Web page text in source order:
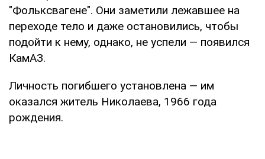
"Фольксвагене". Они заметили лежавшее на
переходе тело и даже остановились, чтобы
подойти к нему, однако, не успели — появился
КамАЗ.
Личность погибшего установлена — им
оказался житель Николаева, 1966 года
рождения.